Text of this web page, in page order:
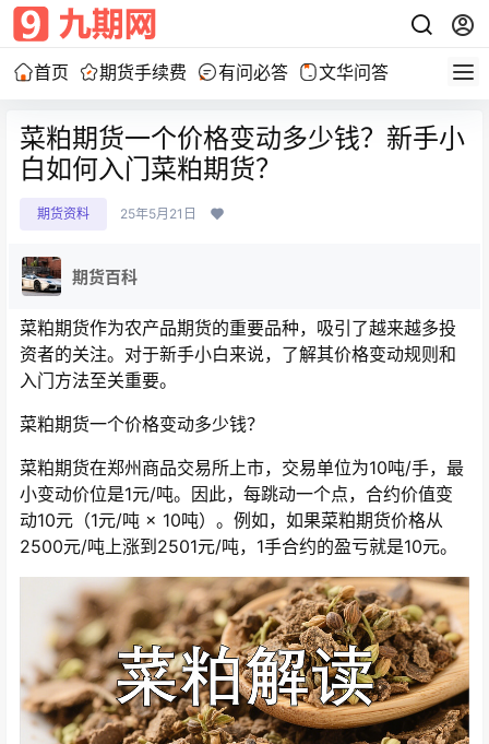
首页 期货手续费 有问必答 文华问答
菜粕期货一个价格变动多少钱？新手小
白如何入门菜粕期货？
期货资料 25年5月21日
期货百科
菜粕期货作为农产品期货的重要品种，吸引了越来越多投
资者的关注。对于新手小白来说，了解其价格变动规则和
入门方法至关重要。
菜粕期货一个价格变动多少钱？
菜粕期货在郑州商品交易所上市，交易单位为10吨/手，最
小变动价位是1元/吨。因此，每跳动一个点，合约价值变
动10元（1元/吨 × 10吨）。例如，如果菜粕期货价格从
2500元/吨上涨到2501元/吨，1手合约的盈亏就是10元。